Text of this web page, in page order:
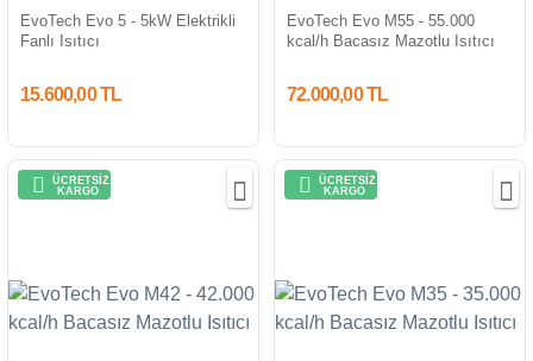
EvoTech Evo 5 - 5kW Elektrikli
Fanlı Isıtıcı
15.600,00 TL
EvoTech Evo M55 - 55.000
kcal/h Bacasız Mazotlu Isıtıcı
72.000,00 TL
ÜCRETSİZ
KARGO
ÜCRETSİZ
KARGO